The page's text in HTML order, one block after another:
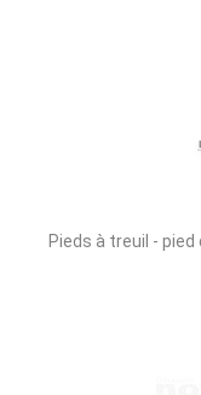
Pieds à treuil - pied